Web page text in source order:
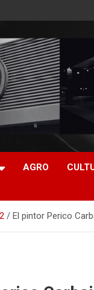
AGRO
El pintor Perico